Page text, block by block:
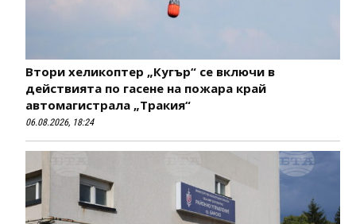
Втори хеликоптер „Кугър“ се включи в
действията по гасене на пожара край
автомагистрала „Тракия“
06.08.2026, 18:24